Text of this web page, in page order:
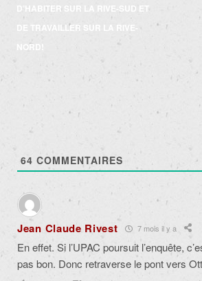
des
articles
D’HABITER SUR LA RIVE-SUD ET
DE TRAVAILLER SUR LA RIVE-
NORD!
64 COMMENTAIRES
Jean Claude Rivest 7 mois il y a
En effet. Si l’UPAC poursuit l’enquête,
pas bon. Donc retraverse le pont vers